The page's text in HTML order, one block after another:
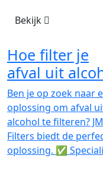
Bekijk
Hoe filter je
afval uit
Ben je op zoek naar
oplossing om afval
alcohol te filteren?
Filters biedt de
oplossing. ✅